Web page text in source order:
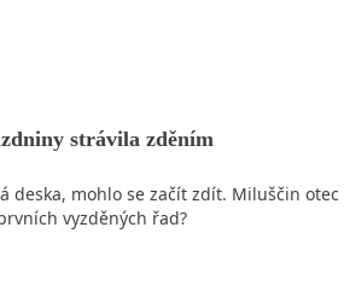
strávila zděním
deska, mohlo se začít zdít. Miluščin
vyzděných řad?